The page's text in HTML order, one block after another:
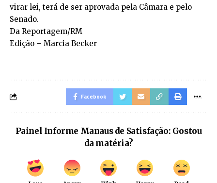
virar lei, terá de ser aprovada pela Câmara e pelo
Senado.
Da Reportagem/RM
Edição – Marcia Becker
Facebook
Painel Informe Manaus de Satisfação: Gostou
da matéria?